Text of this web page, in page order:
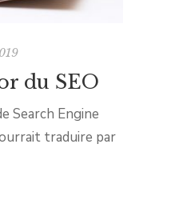
du SEO
Search Engine
traduire par